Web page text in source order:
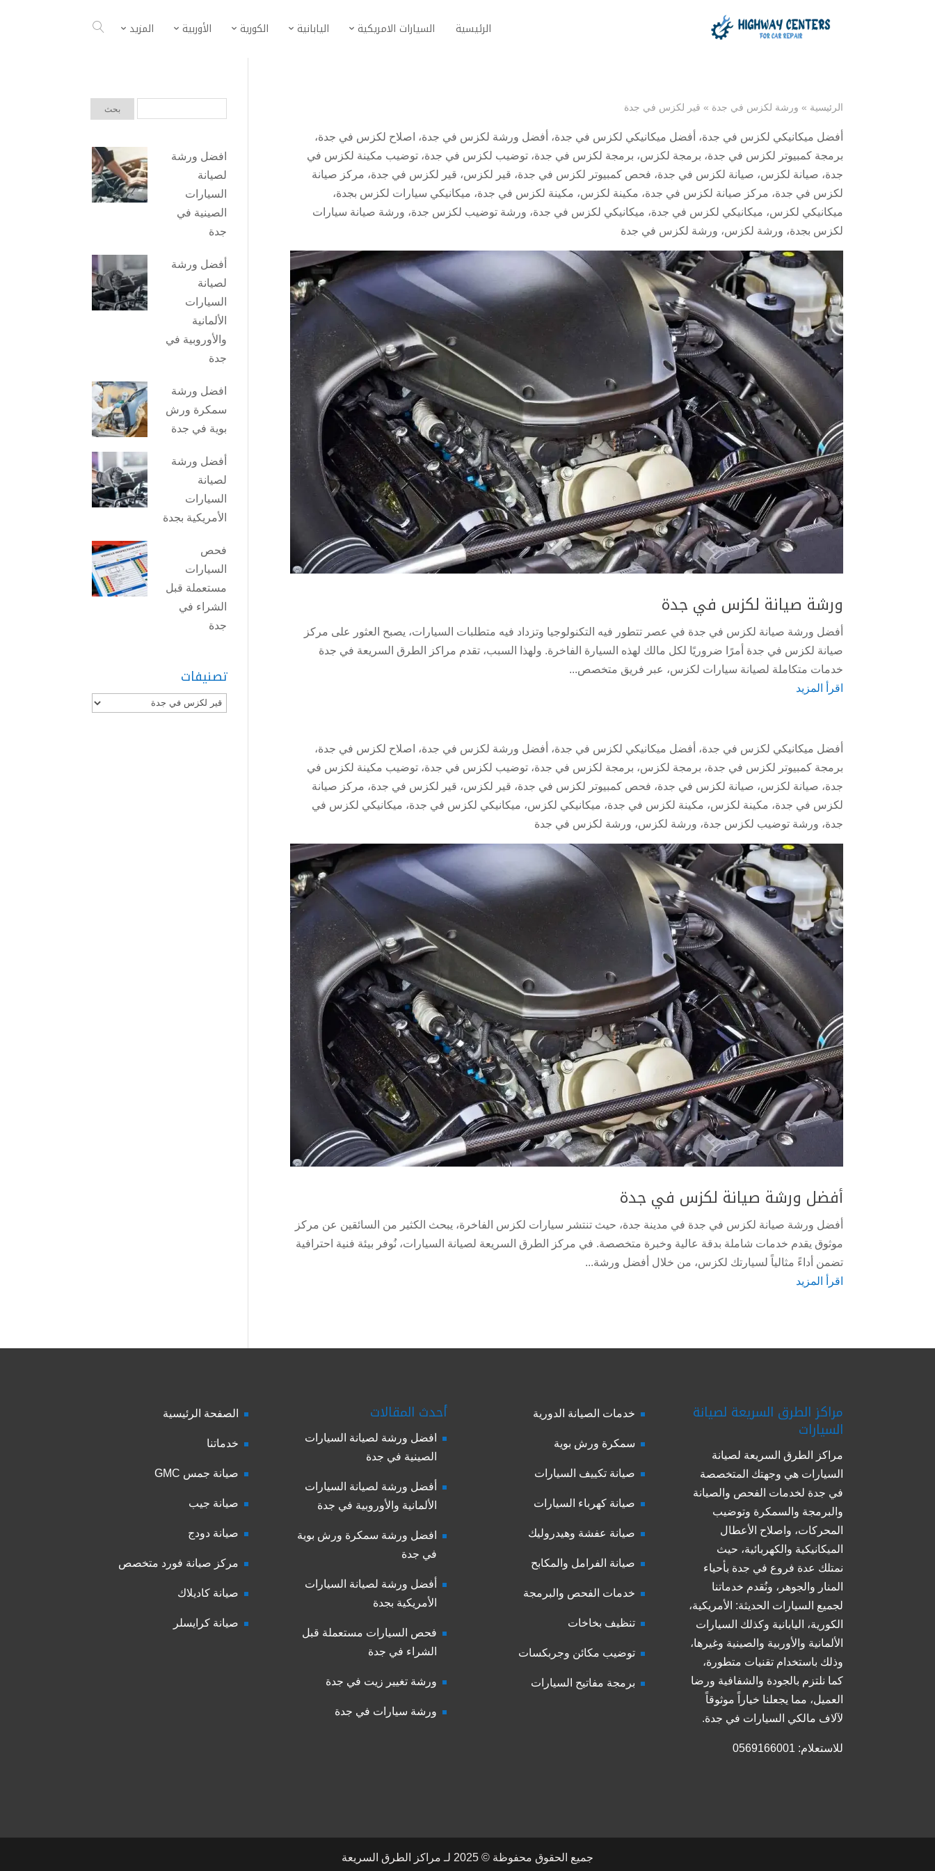
الرئيسية السيارات الامريكية اليابانية الكورية الأوربية المزيد
الرئيسية » ورشة لكزس في جدة » قير لكزس في جدة
أفضل ميكانيكي لكزس في جدة، أفضل ميكانيكي لكزس في جدة، أفضل ورشة لكزس في جدة، اصلاح لكزس في جدة،
برمجة كمبيوتر لكزس في جدة، برمجة لكزس، برمجة لكزس في جدة، توضيب لكزس في جدة، توضيب مكينة لكزس في
جدة، صيانة لكزس، صيانة لكزس في جدة، فحص كمبيوتر لكزس في جدة، قير لكزس، قير لكزس في جدة، مركز صيانة
لكزس في جدة، مركز صيانة لكزس في جدة، مكينة لكزس، مكينة لكزس في جدة، ميكانيكي سيارات لكزس بجدة،
ميكانيكي لكزس، ميكانيكي لكزس في جدة، ميكانيكي لكزس في جدة، ورشة توضيب لكزس جدة، ورشة صيانة سيارات
لكزس بجدة، ورشة لكزس، ورشة لكزس في جدة
ورشة صيانة لكزس في جدة
أفضل ورشة صيانة لكزس في جدة في عصر تتطور فيه التكنولوجيا وتزداد فيه متطلبات السيارات، يصبح العثور على مركز
صيانة لكزس في جدة أمرًا ضروريًا لكل مالك لهذه السيارة الفاخرة. ولهذا السبب، تقدم مراكز الطرق السريعة في جدة
خدمات متكاملة لصيانة سيارات لكزس، عبر فريق متخصص...
اقرأ المزيد
أفضل ميكانيكي لكزس في جدة، أفضل ميكانيكي لكزس في جدة، أفضل ورشة لكزس في جدة، اصلاح لكزس في جدة،
برمجة كمبيوتر لكزس في جدة، برمجة لكزس، برمجة لكزس في جدة، توضيب لكزس في جدة، توضيب مكينة لكزس في
جدة، صيانة لكزس، صيانة لكزس في جدة، فحص كمبيوتر لكزس في جدة، قير لكزس، قير لكزس في جدة، مركز صيانة
لكزس في جدة، مكينة لكزس، مكينة لكزس في جدة، ميكانيكي لكزس، ميكانيكي لكزس في جدة، ميكانيكي لكزس في
جدة، ورشة توضيب لكزس جدة، ورشة لكزس، ورشة لكزس في جدة
أفضل ورشة صيانة لكزس في جدة
أفضل ورشة صيانة لكزس في جدة في مدينة جدة، حيث تنتشر سيارات لكزس الفاخرة، يبحث الكثير من السائقين عن مركز
موثوق يقدم خدمات شاملة بدقة عالية وخبرة متخصصة. في مركز الطرق السريعة لصيانة السيارات، نُوفر بيئة فنية احترافية
تضمن أداءً مثالياً لسيارتك لكزس، من خلال أفضل ورشة...
اقرأ المزيد
افضل ورشة
لصيانة
السيارات
الصينية في
جدة
أفضل ورشة
لصيانة
السيارات
الألمانية
والأوروبية في
جدة
افضل ورشة
سمكرة ورش
بوية في جدة
أفضل ورشة
لصيانة
السيارات
الأمريكية بجدة
فحص
السيارات
مستعملة قبل
الشراء في
جدة
تصنيفات
تصنيفات
مراكز الطرق السريعة لصيانة
السيارات
مراكز الطرق السريعة لصيانة
السيارات هي وجهتك المتخصصة
في جدة لخدمات الفحص والصيانة
والبرمجة والسمكرة وتوضيب
المحركات، واصلاح الأعطال
الميكانيكية والكهربائية، حيث
نمتلك عدة فروع في جدة بأحياء
المنار والجوهر، ونُقدم خدماتنا
لجميع السيارات الحديثة: الأمريكية،
الكورية، اليابانية وكذلك السيارات
الألمانية والأوربية والصينية وغيرها،
وذلك باستخدام تقنيات متطورة،
كما نلتزم بالجودة والشفافية ورضا
العميل، مما يجعلنا خياراً موثوقاً
لآلاف مالكي السيارات في جدة.
للاستعلام: 0569166001
خدمات الصيانة الدورية
سمكرة ورش بوية
صيانة تكييف السيارات
صيانة كهرباء السيارات
صيانة عفشة وهيدروليك
صيانة الفرامل والمكابح
خدمات الفحص والبرمجة
تنظيف بخاخات
توضيب مكائن وجربكسات
برمجة مفاتيح السيارات
أحدث المقالات
افضل ورشة لصيانة السيارات
الصينية في جدة
أفضل ورشة لصيانة السيارات
الألمانية والأوروبية في جدة
افضل ورشة سمكرة ورش بوية
في جدة
أفضل ورشة لصيانة السيارات
الأمريكية بجدة
فحص السيارات مستعملة قبل
الشراء في جدة
ورشة تغيير زيت في جدة
ورشة سيارات في جدة
الصفحة الرئيسية
خدماتنا
صيانة جمس GMC
صيانة جيب
صيانة دودج
مركز صيانة فورد متخصص
صيانة كاديلاك
صيانة كرايسلر
جميع الحقوق محفوظة © 2025 لـ مراكز الطرق السريعة